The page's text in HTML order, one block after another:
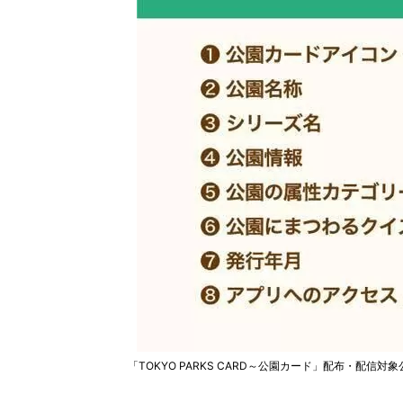
「TOKYO PARKS CARD～公園カード」配布・配信対象